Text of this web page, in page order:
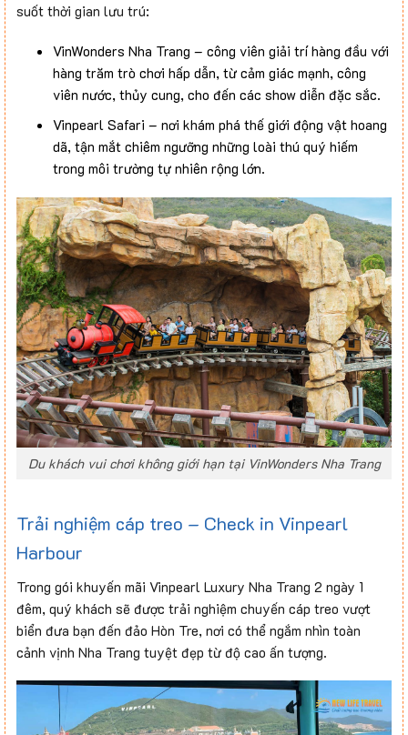
suốt thời gian lưu trú:
VinWonders Nha Trang – công viên giải trí hàng đầu với
hàng trăm trò chơi hấp dẫn, từ cảm giác mạnh, công
viên nước, thủy cung, cho đến các show diễn đặc sắc.
Vinpearl Safari – nơi khám phá thế giới động vật hoang
dã, tận mắt chiêm ngưỡng những loài thú quý hiếm
trong môi trường tự nhiên rộng lớn.
Du khách vui chơi không giới hạn tại VinWonders Nha Trang
Trải nghiệm cáp treo – Check in Vinpearl
Harbour
Trong gói khuyến mãi Vinpearl Luxury Nha Trang 2 ngày 1
đêm, quý khách sẽ được trải nghiệm chuyến cáp treo vượt
biển đưa bạn đến đảo Hòn Tre, nơi có thể ngắm nhìn toàn
cảnh vịnh Nha Trang tuyệt đẹp từ độ cao ấn tượng.